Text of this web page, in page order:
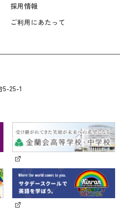
採用情報
ご利用にあたって
25-1